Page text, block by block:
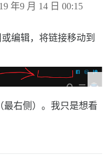
年9 月 14 日 00:15
编辑，将链接移动到
最右侧）。我只是想看